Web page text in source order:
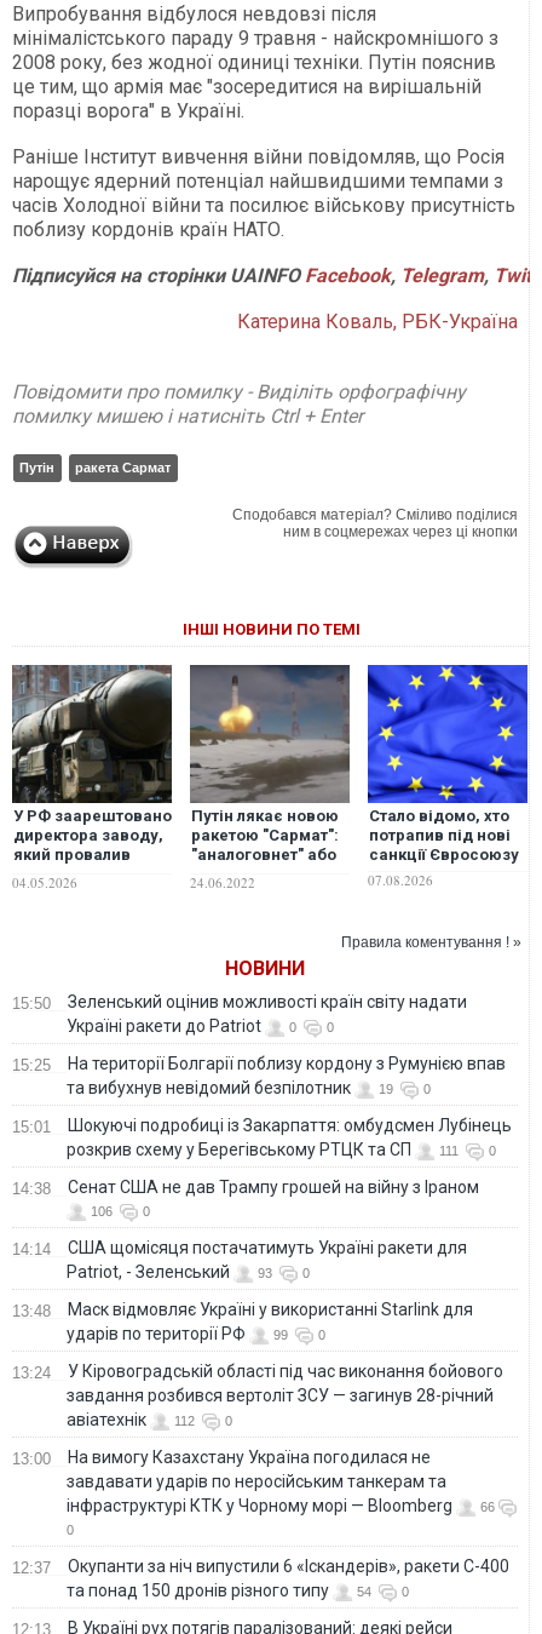
Випробування відбулося невдовзі після
мінімалістського параду 9 травня - найскромнішого з
2008 року, без жодної одиниці техніки. Путін пояснив
це тим, що армія має "зосередитися на вирішальній
поразці ворога" в Україні.
Раніше Інститут вивчення війни повідомляв, що Росія
нарощує ядерний потенціал найшвидшими темпами з
часів Холодної війни та посилює військову присутність
поблизу кордонів країн НАТО.
ПідписуйсянасторінкиUAINFO Facebook, Telegram,
Катерина Коваль, РБК-Україна
Повідомити про помилку - Виділіть орфографічну
помилку мишею і натисніть Ctrl + Enter
Путін ракета Сармат
Сподобався матеріал? Сміливо поділися
ним в соцмережах через ці кнопки
ІНШІ НОВИНИ ПО ТЕМІ
У РФ заарештовано
директора заводу,
який провалив
виробництво ракет
"судного дня",
04.05.2026
Путін лякає новою
ракетою "Сармат":
"аналоговнет" або
черговий пшик.
ВІДЕО
24.06.2022
Стало відомо, хто
потрапив під нові
санкції Євросоюзу
07.08.2026
Правила коментування ! »
НОВИНИ
15:50
Зеленський оцінив можливості країн світу надати
Україні ракети до Patriot
0 0
15:25
На території Болгарії поблизу кордону з Румунією впав
та вибухнув невідомий безпілотник
19 0
15:01
Шокуючі подробиці із Закарпаття: омбудсмен Лубінець
розкрив схему у Берегівському РТЦК та СП
111 0
14:38 Сенат США не дав Трампу грошей на війну з Іраном
106 0
14:14
США щомісяця постачатимуть Україні ракети для
Patriot, - Зеленський
93 0
13:48
Маск відмовляє Україні у використанні Starlink для
ударів по території РФ
99 0
13:24
У Кіровоградській області під час виконання бойового
завдання розбився вертоліт ЗСУ — загинув 28-річний
авіатехнік
112 0
13:00
На вимогу Казахстану Україна погодилася не
завдавати ударів по неросійським танкерам та
інфраструктурі КТК у Чорному морі — Bloomberg
66
0
12:37
Окупанти за ніч випустили 6 «Іскандерів», ракети С-400
та понад 150 дронів різного типу
54 0
12:13 В Україні рух потягів паралізований: деякі рейси